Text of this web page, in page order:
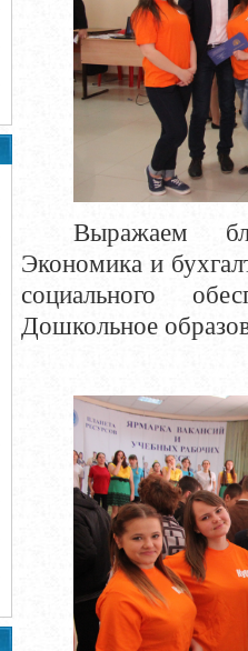
Выражаем
Экономика и
социального
Дошкольное